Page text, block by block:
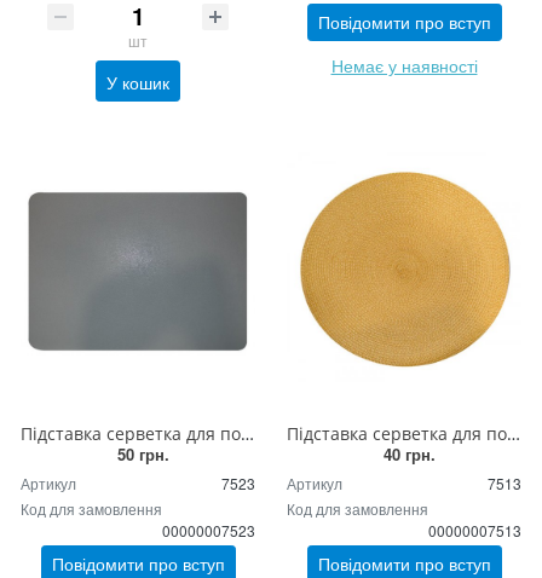
шт
У кошик
Повідомити про вступ
Немає у наявності
Підставка серветка для посуду та приладів (еко-шкіра)
50 грн.
Артикул
7523
Код для замовлення
00000007523
Повідомити про вступ
Підставка серветка для посуду та приладів плетена кругла (гірчиця)
40 грн.
Артикул
7513
Код для замовлення
00000007513
Повідомити про вступ